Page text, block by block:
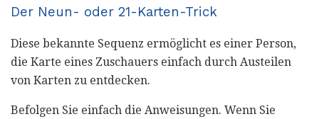
Der Neun- oder 21-Karten-Trick
Diese bekannte Sequenz ermöglicht es einer Person,
die Karte eines Zuschauers einfach durch Austeilen
von Karten zu entdecken.
Befolgen Sie einfach die Anweisungen. Wenn Sie